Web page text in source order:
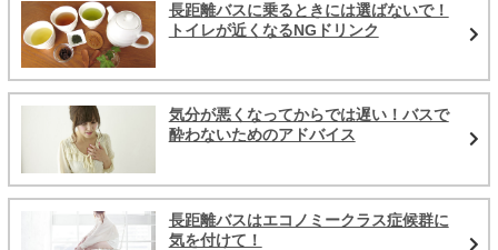
長距離バスに乗るときには選ばないで！
トイレが近くなるNGドリンク
気分が悪くなってからでは遅い！バスで
酔わないためのアドバイス
長距離バスはエコノミークラス症候群に
気を付けて！